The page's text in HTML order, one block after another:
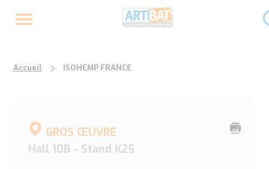
Accueil ISOHEMP FRANCE
Imprimer
GROS ŒUVRE
Hall 10B - Stand K25